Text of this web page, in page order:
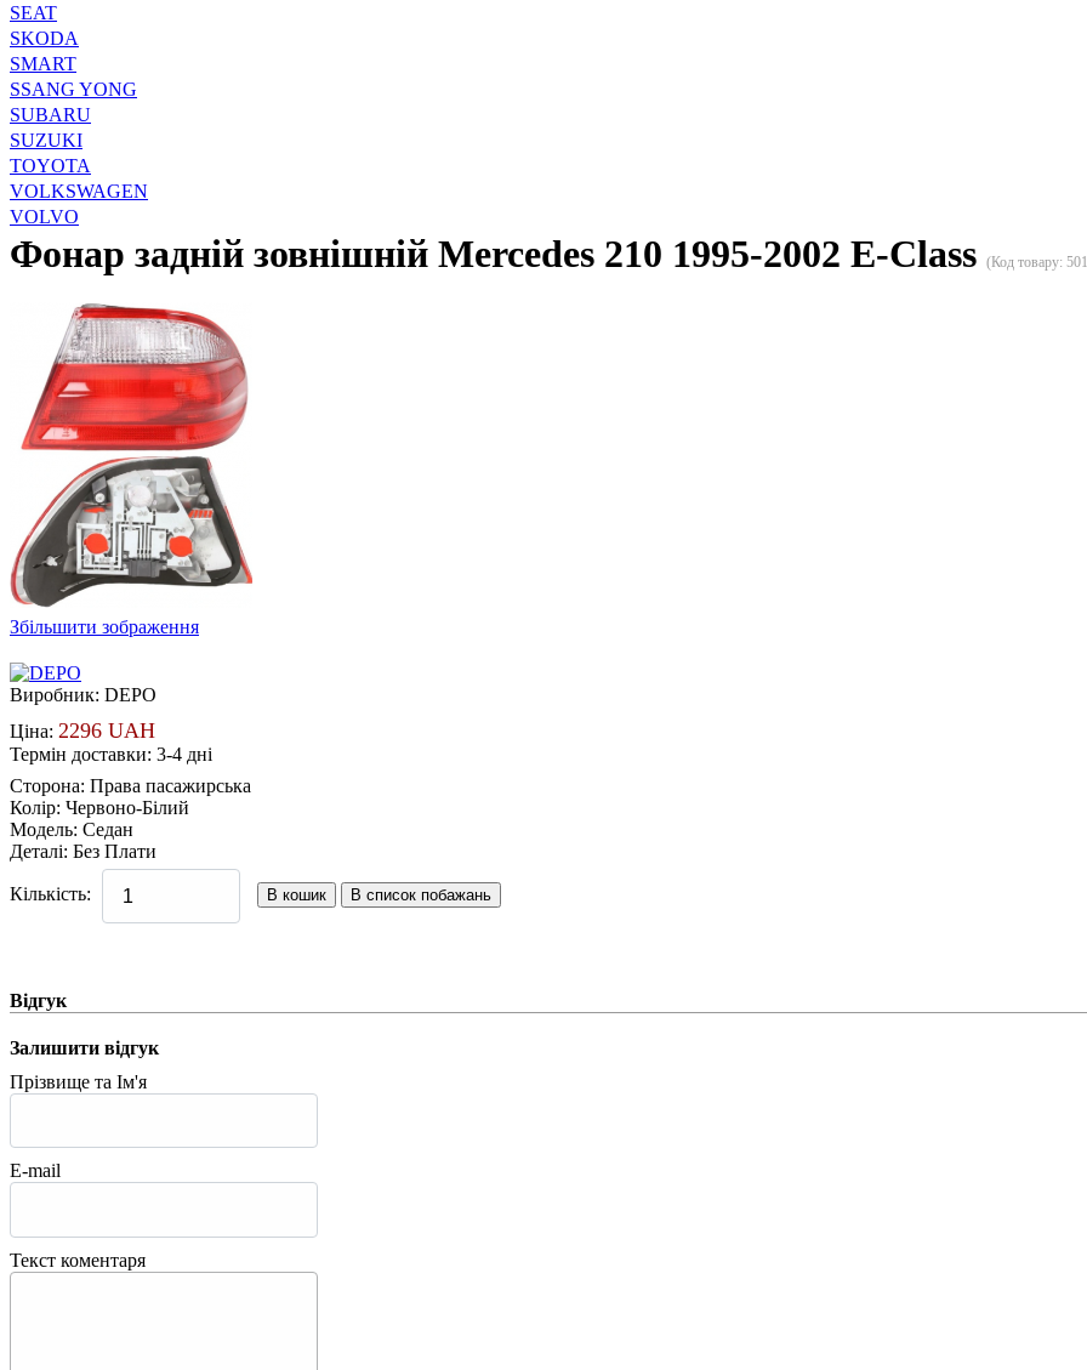
SEAT
SKODA
SMART
SSANG YONG
SUBARU
SUZUKI
TOYOTA
VOLKSWAGEN
VOLVO
Фонар задній зовнішній Mercedes 210 1995-2002 E-Class (Код товару:
Збільшити зображення
Виробник: DEPO
Ціна: 2296 UAH
Термін доставки: 3-4 дні
Сторона: Права пасажирська
Колір: Червоно-Білий
Модель: Седан
Деталі: Без Плати
Кількість:
Відгук
Залишити відгук
Прізвище та Ім'я
E-mail
Текст коментаря